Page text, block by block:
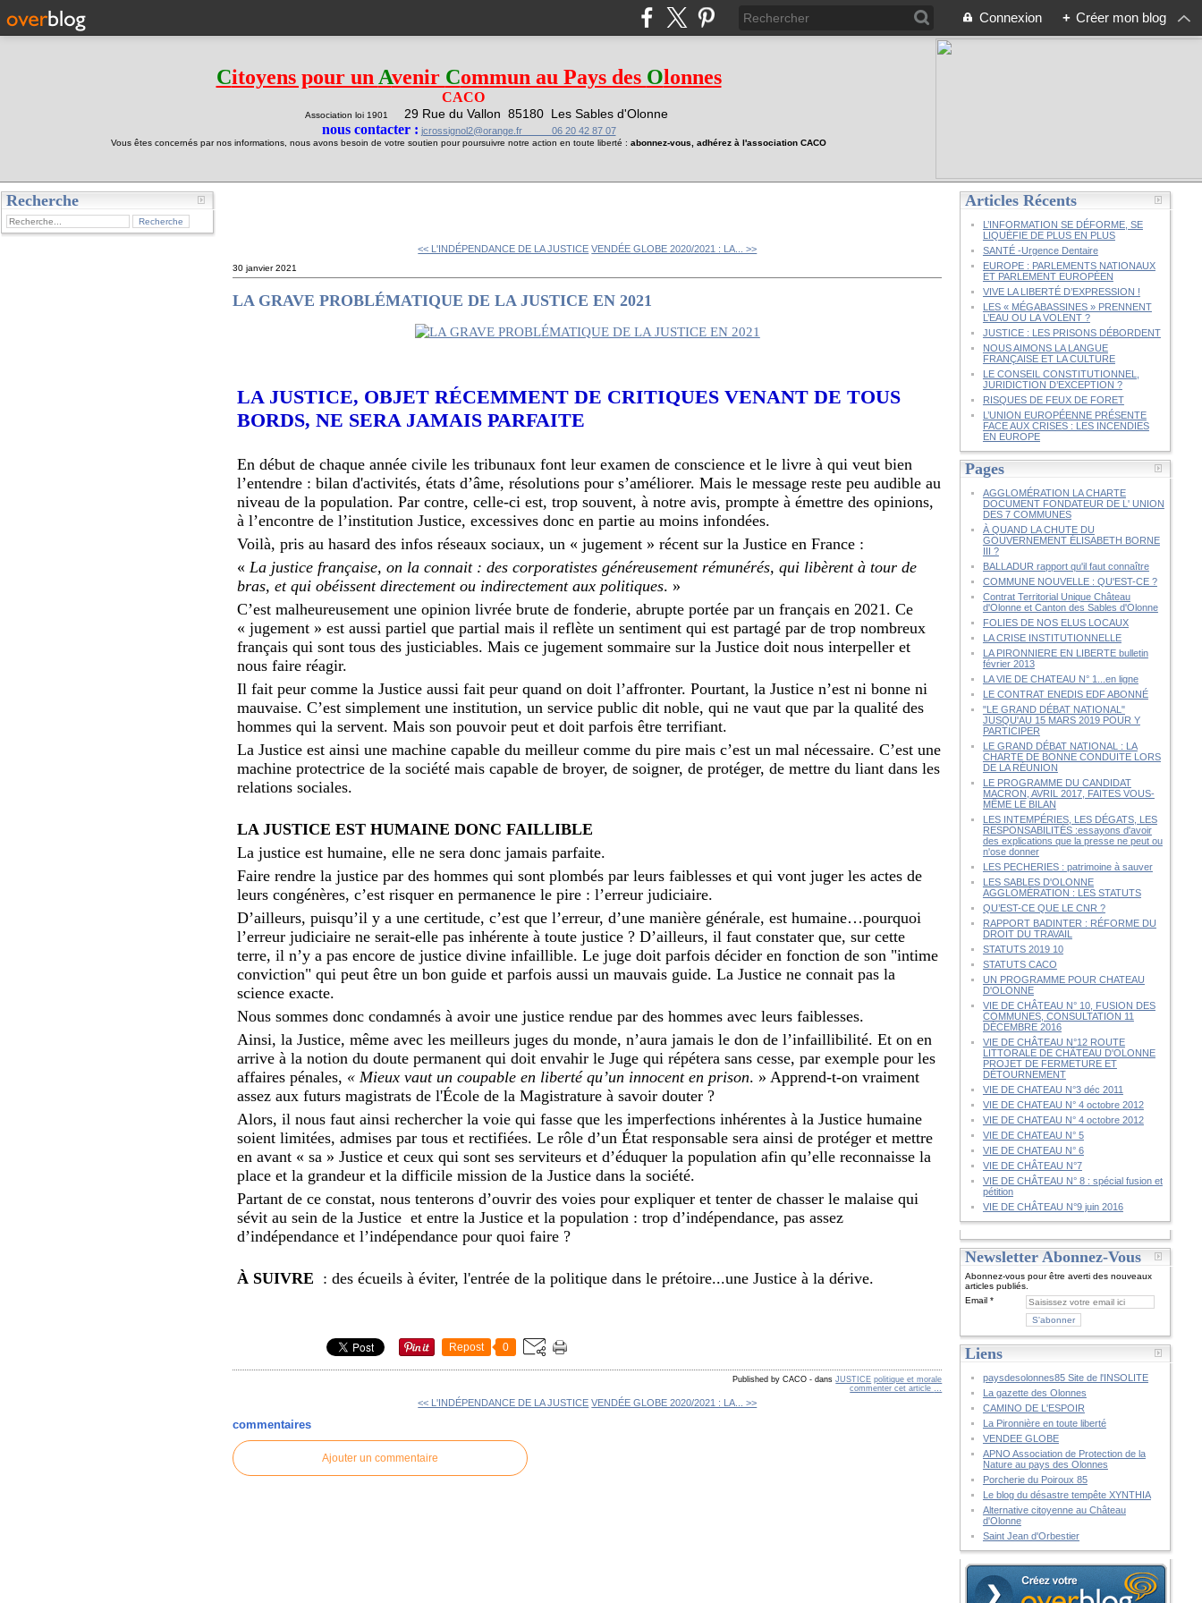
Connexion + Créer mon blog
Citoyens pour un Avenir Commun au Pays des Olonnes
CACO
Association loi 1901 29 Rue du Vallon 85180 Les Sables d'Olonne
nous contacter : jcrossignol2@orange.fr 06 20 42 87 07
Vous êtes concernés par nos informations, nous avons besoin de votre soutien pour poursuivre notre action en toute liberté : abonnez-vous, adhérez à l'association CACO
Recherche
<< L'INDÉPENDANCE DE LA JUSTICE VENDÉE GLOBE 2020/2021 : LA... >>
30 janvier 2021
LA GRAVE PROBLÉMATIQUE DE LA JUSTICE EN 2021
LA JUSTICE, OBJET RÉCEMMENT DE CRITIQUES VENANT DE TOUS
BORDS, NE SERA JAMAIS PARFAITE
En début de chaque année civile les tribunaux font leur examen de conscience et le livre à qui veut bien
l’entendre : bilan d'activités, états d’âme, résolutions pour s’améliorer. Mais le message reste peu audible au
niveau de la population. Par contre, celle-ci est, trop souvent, à notre avis, prompte à émettre des opinions,
à l’encontre de l’institution Justice, excessives donc en partie au moins infondées.
Voilà, pris au hasard des infos réseaux sociaux, un « jugement » récent sur la Justice en France :
« La justice française, on la connait : des corporatistes généreusement rémunérés, qui libèrent à tour de
bras, et qui obéissent directement ou indirectement aux politiques. »
C’est malheureusement une opinion livrée brute de fonderie, abrupte portée par un français en 2021. Ce
« jugement » est aussi partiel que partial mais il reflète un sentiment qui est partagé par de trop nombreux
français qui sont tous des justiciables. Mais ce jugement sommaire sur la Justice doit nous interpeller et
nous faire réagir.
Il fait peur comme la Justice aussi fait peur quand on doit l’affronter. Pourtant, la Justice n’est ni bonne ni
mauvaise. C’est simplement une institution, un service public dit noble, qui ne vaut que par la qualité des
hommes qui la servent. Mais son pouvoir peut et doit parfois être terrifiant.
La Justice est ainsi une machine capable du meilleur comme du pire mais c’est un mal nécessaire. C’est une
machine protectrice de la société mais capable de broyer, de soigner, de protéger, de mettre du liant dans les
relations sociales.
LA JUSTICE EST HUMAINE DONC FAILLIBLE
La justice est humaine, elle ne sera donc jamais parfaite.
Faire rendre la justice par des hommes qui sont plombés par leurs faiblesses et qui vont juger les actes de
leurs congénères, c’est risquer en permanence le pire : l’erreur judiciaire.
D’ailleurs, puisqu’il y a une certitude, c’est que l’erreur, d’une manière générale, est humaine…pourquoi
l’erreur judiciaire ne serait-elle pas inhérente à toute justice ? D’ailleurs, il faut constater que, sur cette
terre, il n’y a pas encore de justice divine infaillible. Le juge doit parfois décider en fonction de son "intime
conviction" qui peut être un bon guide et parfois aussi un mauvais guide. La Justice ne connait pas la
science exacte.
Nous sommes donc condamnés à avoir une justice rendue par des hommes avec leurs faiblesses.
Ainsi, la Justice, même avec les meilleurs juges du monde, n’aura jamais le don de l’infaillibilité. Et on en
arrive à la notion du doute permanent qui doit envahir le Juge qui répétera sans cesse, par exemple pour les
affaires pénales, « Mieux vaut un coupable en liberté qu’un innocent en prison. » Apprend-t-on vraiment
assez aux futurs magistrats de l'École de la Magistrature à savoir douter ?
Alors, il nous faut ainsi rechercher la voie qui fasse que les imperfections inhérentes à la Justice humaine
soient limitées, admises par tous et rectifiées. Le rôle d’un État responsable sera ainsi de protéger et mettre
en avant « sa » Justice et ceux qui sont ses serviteurs et d’éduquer la population afin qu’elle reconnaisse la
place et la grandeur et la difficile mission de la Justice dans la société.
Partant de ce constat, nous tenterons d’ouvrir des voies pour expliquer et tenter de chasser le malaise qui
sévit au sein de la Justice et entre la Justice et la population : trop d’indépendance, pas assez
d’indépendance et l’indépendance pour quoi faire ?
À SUIVRE : des écueils à éviter, l'entrée de la politique dans le prétoire...une Justice à la dérive.
Repost 0
Published by CACO - dansJUSTICE politique et morale
commenter cet article
<< L'INDÉPENDANCE DE LA JUSTICE VENDÉE GLOBE 2020/2021 : LA... >>
commentaires
Ajouter un commentaire
Articles Récents
L’INFORMATION SE DÉFORME, SE
LIQUÉFIE DE PLUS EN PLUS
SANTÉ -Urgence Dentaire
EUROPE : PARLEMENTS NATIONAUX
ET PARLEMENT EUROPÉEN
VIVE LA LIBERTÉ D’EXPRESSION !
LES « MÉGABASSINES » PRENNENT
L’EAU OU LA VOLENT ?
JUSTICE : LES PRISONS DÉBORDENT
NOUS AIMONS LA LANGUE
FRANÇAISE ET LA CULTURE
LE CONSEIL CONSTITUTIONNEL,
JURIDICTION D’EXCEPTION ?
RISQUES DE FEUX DE FORET
L’UNION EUROPÉENNE PRÉSENTE
FACE AUX CRISES : LES INCENDIES
EN EUROPE
Pages
AGGLOMÉRATION LA CHARTE
DOCUMENT FONDATEUR DE L' UNION
DES 7 COMMUNES
À QUAND LA CHUTE DU
GOUVERNEMENT ÉLISABETH BORNE
III ?
BALLADUR rapport qu'il faut connaître
COMMUNE NOUVELLE : QU'EST-CE ?
Contrat Territorial Unique Château
d'Olonne et Canton des Sables d'Olonne
FOLIES DE NOS ELUS LOCAUX
LA CRISE INSTITUTIONNELLE
LA PIRONNIERE EN LIBERTE bulletin
février 2013
LA VIE DE CHATEAU N° 1...en ligne
LE CONTRAT ENEDIS EDF ABONNÉ
"LE GRAND DÉBAT NATIONAL"
JUSQU'AU 15 MARS 2019 POUR Y
PARTICIPER
LE GRAND DÉBAT NATIONAL : LA
CHARTE DE BONNE CONDUITE LORS
DE LA RÉUNION
LE PROGRAMME DU CANDIDAT
MACRON, AVRIL 2017, FAITES VOUS-
MÊME LE BILAN
LES INTEMPÉRIES, LES DÉGATS, LES
RESPONSABILITÉS :essayons d'avoir
des explications que la presse ne peut ou
n'ose donner
LES PECHERIES : patrimoine à sauver
LES SABLES D'OLONNE
AGGLOMÉRATION : LES STATUTS
QU’EST-CE QUE LE CNR ?
RAPPORT BADINTER : RÉFORME DU
DROIT DU TRAVAIL
STATUTS 2019 10
STATUTS CACO
UN PROGRAMME POUR CHATEAU
D'OLONNE
VIE DE CHÂTEAU N° 10, FUSION DES
COMMUNES, CONSULTATION 11
DÉCEMBRE 2016
VIE DE CHÂTEAU N°12 ROUTE
LITTORALE DE CHÂTEAU D'OLONNE
PROJET DE FERMETURE ET
DÉTOURNEMENT
VIE DE CHATEAU N°3 déc 2011
VIE DE CHATEAU N° 4 octobre 2012
VIE DE CHATEAU N° 4 octobre 2012
VIE DE CHATEAU N° 5
VIE DE CHATEAU N° 6
VIE DE CHÂTEAU N°7
VIE DE CHÂTEAU N° 8 : spécial fusion et
pétition
VIE DE CHÂTEAU N°9 juin 2016
Newsletter Abonnez-Vous
Abonnez-vous pour être averti des nouveaux
articles publiés.
Email
Liens
paysdesolonnes85 Site de l'INSOLITE
La gazette des Olonnes
CAMINO DE L'ESPOIR
La Pironnière en toute liberté
VENDEE GLOBE
APNO Association de Protection de la
Nature au pays des Olonnes
Porcherie du Poiroux 85
Le blog du désastre tempête XYNTHIA
Alternative citoyenne au Château
d'Olonne
Saint Jean d'Orbestier